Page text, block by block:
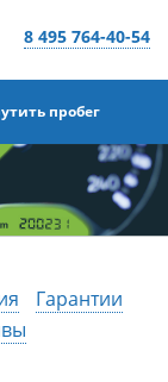
8 495 764-40-54
пробег
Гарантии